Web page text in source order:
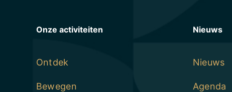
Onze activiteiten
Ontdek
Bewegen
Nieuws
Nieuws
Agenda